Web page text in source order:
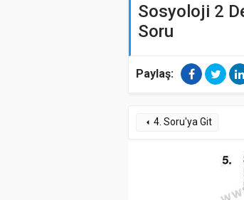
Sosyoloji 2
Soru
Paylaş:
arrow_left 4. Soru'ya Git